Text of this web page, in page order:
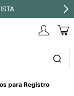
para Registro